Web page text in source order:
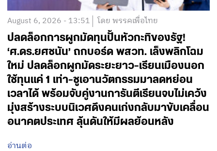
August 6, 2026 - 13:51 โดย พรรคเพื่อไทย
ปลดล็อกการผูกมัดทุนปั้นหัวกะทิของรัฐ!
‘ศ.ดร.ยศชนัน’ ถกบอร์ด พสวท. เล็งพลิกโฉม
ใหม่ ปลดล็อกผูกมัดระยะยาว-เรียนเมืองนอก
ใช้ทุนแค่ 1 เท่า-ชูเอานวัตกรรมมาลดหย่อน
เวลาได้ พร้อมจับคู่งานการันตีเรียนจบไม่เคว้ง
มุ่งสร้างระบบนิเวศดึงคนเก่งกลับมาขับเคลื่อน
อนาคตประเทศ ลุ้นดันให้มีผลย้อนหลัง
อ่านต่อ